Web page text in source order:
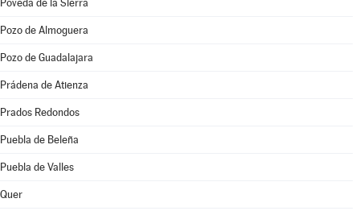
Poveda de la Sierra
Pozo de Almoguera
Pozo de Guadalajara
Prádena de Atienza
Prados Redondos
Puebla de Beleña
Puebla de Valles
Quer